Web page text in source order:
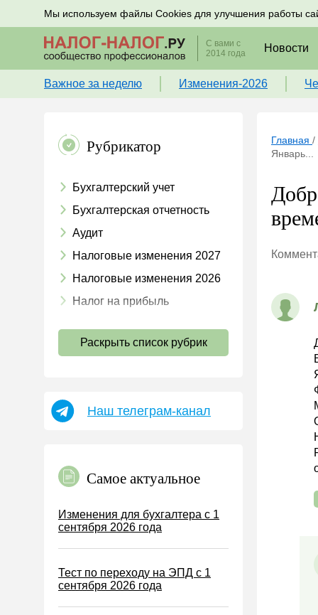
Мы используем файлы Cookies для улучшения работы
Подписывайтесь на новости по налогам, учету и
С вами с
2014 года
Новости
Важное за неделю Изменения-2026
Рубрикатор
Бухгалтерский учет
Бухгалтерская отчетность
Аудит
Налоговые изменения 2027
Налоговые изменения 2026
Налог на прибыль
Страховые взносы 2026
УСН
Земельный налог
Налог на рекламу
Торговый сбор
Туристический налог
Раскрыть список рубрик
Наш телеграм-канал
Самое актуальное
Изменения для бухгалтера с 1
сентября 2026 года
Тест по переходу на ЭПД с 1
сентября 2026 года
Главная /
Январь...